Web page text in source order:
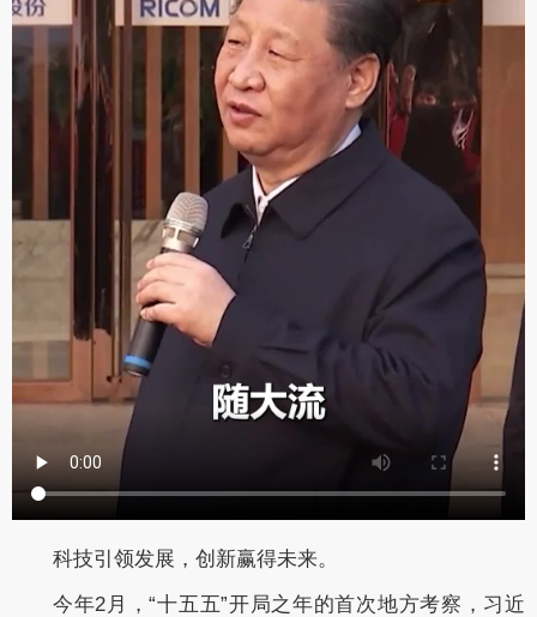
科技引领发展，创新赢得未来。
今年2月，“十五五”开局之年的首次地方考察，习近